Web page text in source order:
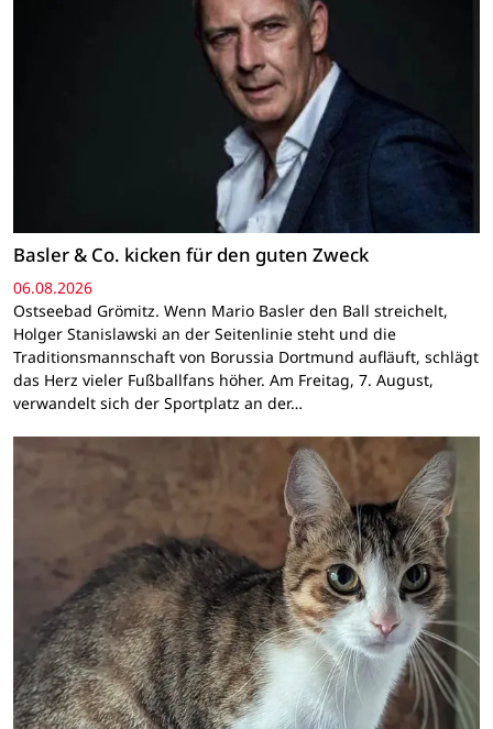
Basler & Co. kicken für den guten Zweck
06.08.2026
Ostseebad Grömitz. Wenn Mario Basler den Ball streichelt,
Holger Stanislawski an der Seitenlinie steht und die
Traditionsmannschaft von Borussia Dortmund aufläuft, schlägt
das Herz vieler Fußballfans höher. Am Freitag, 7. August,
verwandelt sich der Sportplatz an der…